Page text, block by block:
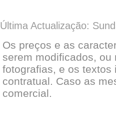
Última Actualização:
Os preços e as
serem modificados, ou
fotografias, e os
contratual. Caso as
comercial.